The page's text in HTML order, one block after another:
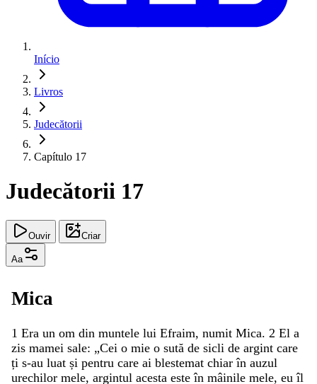
Início
Livros
Judecătorii
Capítulo 17
Judecătorii 17
Ouvir Criar
Aa
Mica
1 Era un om din muntele lui Efraim, numit Mica. 2 El a
zis mamei sale: „Cei o mie o sută de sicli de argint care
ți s-au luat și pentru care ai blestemat chiarîn auzul
urechilor mele, argintul acesta esteîn mâinile mele, euîl